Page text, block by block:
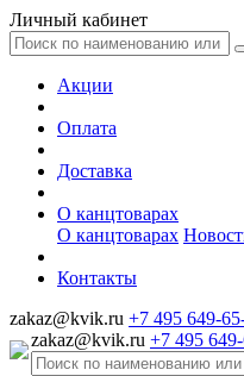
Личный кабинет
Акции
Оплата
Доставка
О канцтоварах
О канцтоварах
Контакты
zakaz@kvik.ru +7 495 649-
zakaz@kvik.ru +7 495